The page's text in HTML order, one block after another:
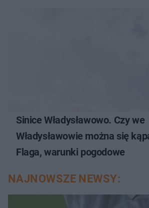
Sinice Władysławowo. Czy we
Władysławowie można się
Flaga, warunki pogodowe
NAJNOWSZE NEWSY: